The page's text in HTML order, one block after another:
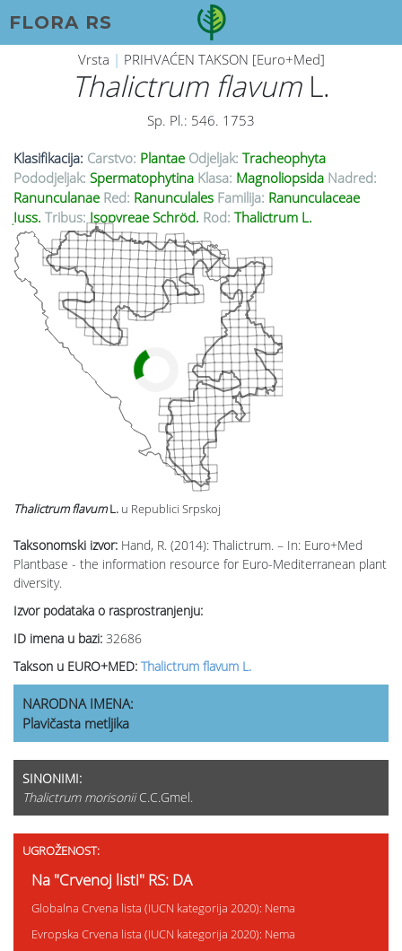
FLORA RS
Vrsta | PRIHVAĆEN TAKSON [Euro+Med]
Thalictrum flavumL.
Sp. Pl.: 546. 1753
Klasifikacija: Carstvo: Plantae Odjeljak: Tracheophyta
Pododjeljak: Spermatophytina Klasa: Magnoliopsida Nadred:
Ranunculanae Red: Ranunculales Familija: Ranunculaceae
Juss. Tribus: Isopyreae Schröd. Rod: Thalictrum L.
Taksonomski izvor: Hand, R. (2014): Thalictrum. – In: Euro+Med
Plantbase - the information resource for Euro-Mediterranean plant
diversity.
Izvor podataka o rasprostranjenju:
ID imena u bazi: 32686
Takson u EURO+MED: Thalictrum flavum L.
Thalictrum flavumL. u Republici Srpskoj
NARODNA IMENA:
Plavičasta metljika
SINONIMI:
Thalictrum morisoniiC.C.Gmel.
UGROŽENOST:
Na "Crvenoj listi" RS: DA
Globalna Crvena lista (IUCN kategorija 2020): Nema
Evropska Crvena lista (IUCN kategorija 2020): Nema